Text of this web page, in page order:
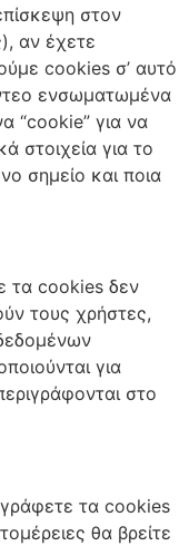
στον
αν έχετε
cookies σ’ αυτό
ενσωματωμένα
“cookie” για να
στοιχεία για το
σημείο και ποια
τα cookies δεν
τους χρήστες,
για
στο
τα cookies
θα βρείτε